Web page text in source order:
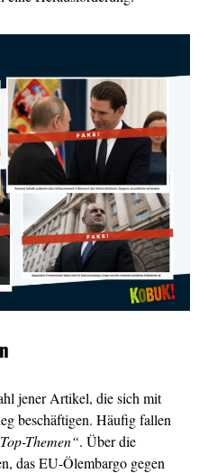
jener Artikel, die sich mit
beschäftigen. Häufig fallen
Themen“. Über die
das EU-Ölembargo gegen